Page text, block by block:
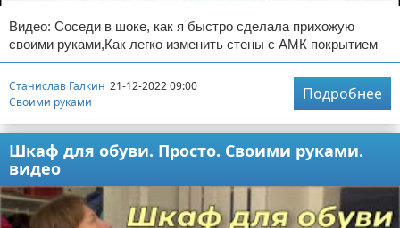
Видео: Соседи в шоке, как я быстро сделала прихожую
своими руками,Как легко изменить стены с АМК покрытием
Станислав Галкин 21-12-2022 09:00
Своими руками
Подробнее
Шкаф для обуви. Просто. Своими руками.
видео